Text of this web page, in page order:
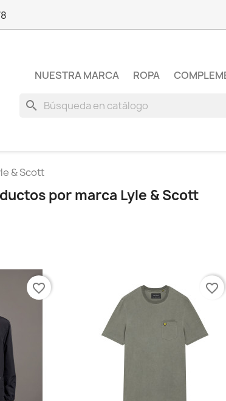
NUESTRA MARCA ROPA
search
& Scott
por marca Lyle & Scott
favorite_border favorite_border